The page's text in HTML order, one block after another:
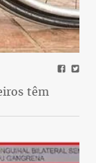
têm